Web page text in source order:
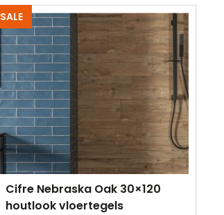
SALE
Cifre Nebraska Oak 30×120
houtlook vloertegels